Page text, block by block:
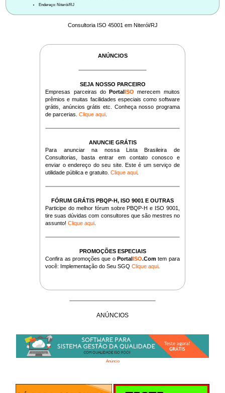
Endereço: Niterói/RJ
Consultoria ISO 45001 em Niterói/RJ
ANÚNCIOS
SEJA NOSSO PARCEIRO
Empresas parceiras doPortalISO merecem muitos
prêmios e muitas facilidades especiais como software
grátis, anúncios grátis etc. Conheça nosso programa
de parcerias.Clique aqui
ANUNCIE GRÁTIS
Para anunciar na nossa Lista Brasileira de
Consultorias, basta entrar em contato conosco e
enviar o endereço do seu site. Este é um serviço de
utilidade pública e gratuito.Clique aqui
FÓRUM GRÁTIS PBQP-H, ISO 9001 E OUTRAS
Participe do melhor fórum sobre PBQP-H e ISO 9001,
tire suas dúvidas com consultores que são mestres no
assunto!Clique aqui
PROMOÇÕES ESPECIAIS
Confira as promoções que oPortalISO.Com tem para
você: Implementação do Seu SGQClique aqui
ANÚNCIOS
Anúncio